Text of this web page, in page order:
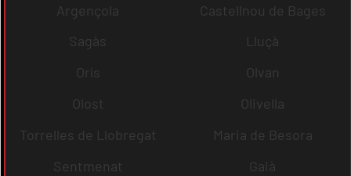
Argençola
Castellnou de Bages
Sagàs
Lluçà
Orís
Olvan
Olost
Olivella
Torrelles de Llobregat
Maria de Besora
Sentmenat
Gaià